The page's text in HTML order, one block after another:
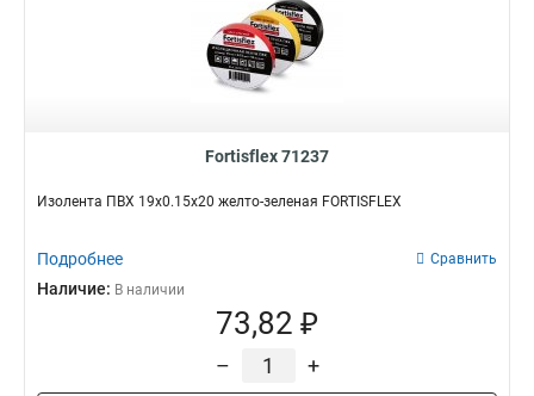
Fortisflex 71237
Изолента ПВХ 19х0.15х20 желто-зеленая FORTISFLEX
Подробнее Сравнить
Наличие: В наличии
73,82 ₽
– +